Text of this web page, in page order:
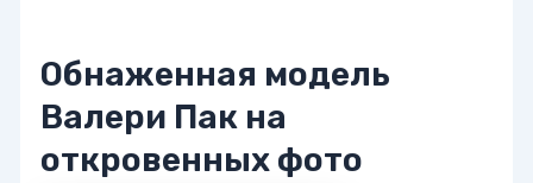
Обнаженная модель
Валери Пак на
откровенных фото